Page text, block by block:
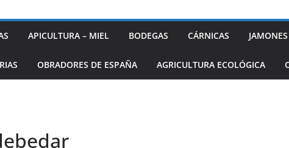
APICULTURA – MIEL BODEGAS CÁRNICAS
OBRADORES DE ESPAÑA AGRICULTURA ECOLÓGICA